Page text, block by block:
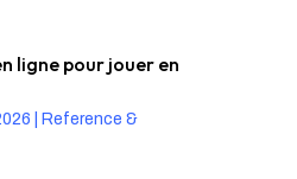
ligne pour jouer en
Reference &